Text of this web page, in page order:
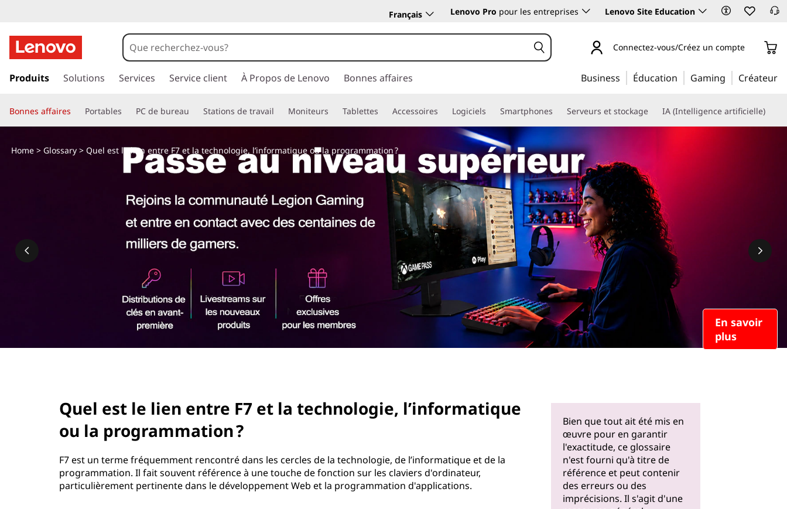
Français Lenovo Pro pour les entreprises Lenovo Site Education
a
e
r
u
a
Connectez-vous/Créez un compte
Produits Solutions Services Service client À Propos de Lenovo Bonnes affaires Business Éducation Gaming Créateur
Bonnes affaires Portables PC de bureau Stations de travail Moniteurs Tablettes Accessoires Logiciels Smartphones Serveurs et stockage IA (Intelligence artificielle)
En savoir
plus
Home> Glossary> Quel est le lien entre F7 et la technologie, l’informatique ou la programmation ?
Quel est le lien entre F7 et la technologie, l’informatique
ou la programmation ?
F7 est un terme fréquemment rencontré dans les cercles de la technologie, de l’informatique et de la
programmation. Il fait souvent référence à une touche de fonction sur les claviers d'ordinateur,
particulièrement pertinente dans le développement Web et la programmation d'applications.
Bien que tout ait été mis en
œuvre pour en garantir
l'exactitude, ce glossaire
n'est fourni qu'à titre de
référence et peut contenir
des erreurs ou des
imprécisions. Il s'agit d'une